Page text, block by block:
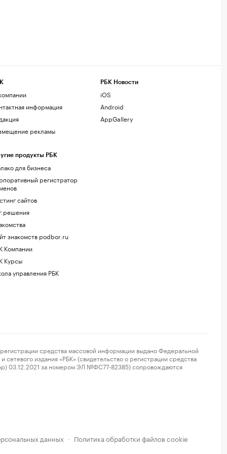
информация
рекламы
продукты РБК
для бизнеса
регистратор
сайтов
знакомств podbor.ru
Компании
Курсы
управления РБК
РБК Новости
iOS
Android
AppGallery
средства массовой информации выдано Федеральной
издания «РБК» (свидетельство о регистрации средства
03.12.2021 за номером ЭЛ №ФС77-82385) сопровождаются
данных · Политика обработки файлов cookie